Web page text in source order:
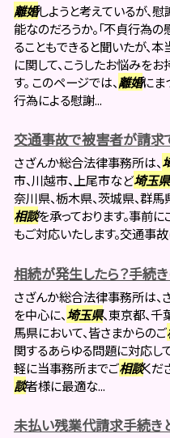
離婚しようと考えているが、
能なのだろうか。「不貞行為
ることもできると聞いたが、
に関して、こうしたお悩みを
す。 このページでは、離婚にま
行為による慰謝...
交通事故で被害者が請求
さざんか総合法律事務所は、
市、川越市、上尾市など埼玉県
奈川県、栃木県、茨城県、群
相談を承っております。事前
もご対応いたします。交通事
相続が発生したら？手続
さざんか総合法律事務所は、
を中心に、埼玉県、東京都、千
馬県において、皆さまからのご
関するあらゆる問題に対応し
軽に当事務所までご相談くだ
談者様に最適な...
未払い残業代請求手続き